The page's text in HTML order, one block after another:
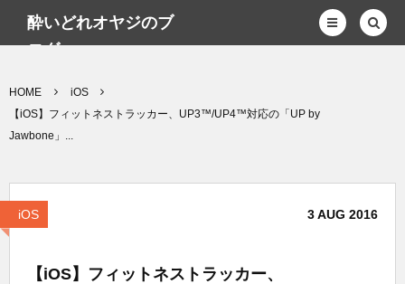
酔いどれオヤジのブ
ログwp
HOME
iOS
【iOS】フィットネストラッカー、UP3™/UP4™対応の「UP by
Jawbone」...
iOS 3AUG 2016
【iOS】フィットネストラッカー、